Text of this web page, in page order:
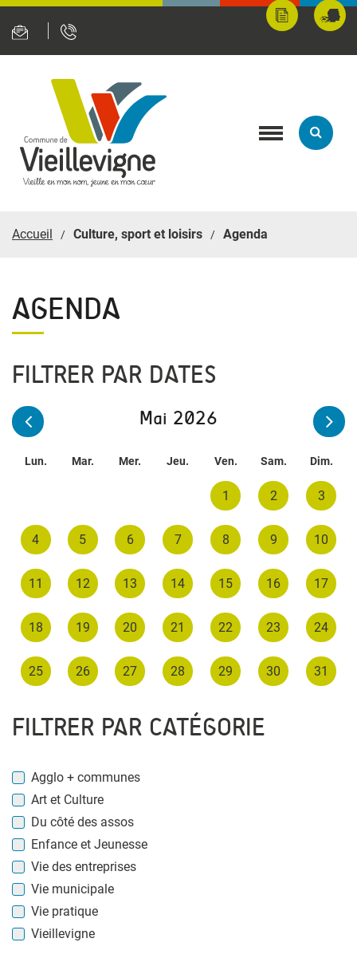
Mes
démarches
Toggle
Accueil Culture, sport et loisirs Agenda
AGENDA
FILTRER PAR DATES
Mai 2026
Lun. Mar. Mer. Jeu. Ven. Sam. Dim.
1 2 3
4 5 6 7 8 9 10
11 12 13 14 15 16 17
18 19 20 21 22 23 24
25 26 27 28 29 30 31
FILTRER PAR CATÉGORIE
Agglo + communes
Art et Culture
Du côté des assos
Enfance et Jeunesse
Vie des entreprises
Vie municipale
Vie pratique
Vieillevigne
Panneau de gestion des cookies